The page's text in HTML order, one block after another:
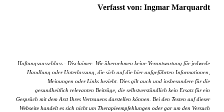
Verfasst von: Ingmar Marquardt
Haftungsausschluss - Disclaimer: Wir übernehmen keine Verantwortung für jedwede
Handlung oder Unterlassung, die sich auf die hier aufgeführten Informationen,
Meinungen oder Links bezieht. Dies gilt auch und insbesondere für die
gesundheitlich relevanten Beiträge, die selbstverständlich kein Ersatz für ein
Gespräch mit dem Arzt Ihres Vertrauens darstellen können. Bei den Texten auf dieser
Webseite handelt es sich nicht um Therapieempfehlungen oder gar um den Versuch